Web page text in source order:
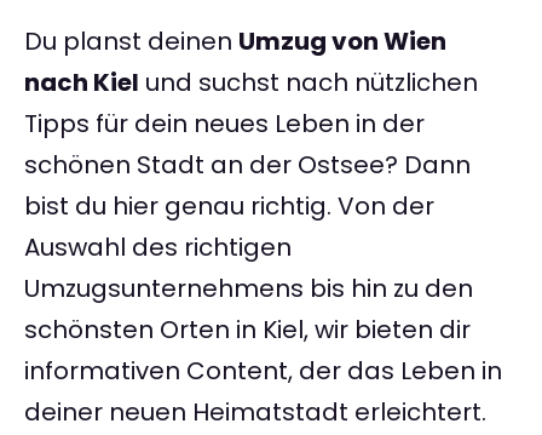
Du planst deinen Umzug von Wien
nach Kiel und suchst nach nützlichen
Tipps für dein neues Leben in der
schönen Stadt an der Ostsee? Dann
bist du hier genau richtig. Von der
Auswahl des richtigen
Umzugsunternehmens bis hin zu den
schönsten Orten in Kiel, wir bieten dir
informativen Content, der das Leben in
deiner neuen Heimatstadt erleichtert.